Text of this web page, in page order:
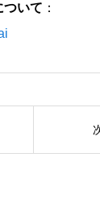
ついて ：